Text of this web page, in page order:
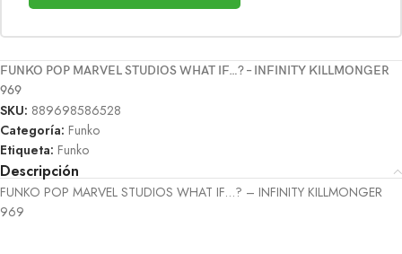
FUNKO POP MARVEL STUDIOS WHAT IF…? – INFINITY KILLMONGER
969
SKU: 889698586528
Categoría: Funko
Etiqueta: Funko
Descripción
FUNKO POP MARVEL STUDIOS WHAT IF…? – INFINITY KILLMONGER
969